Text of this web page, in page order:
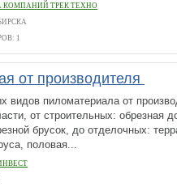
КОМПАНИЙ ТРЕК ТЕХНО
1
от производителя
видов пиломатериала от
от строительных: обрезная
брусок, до отделочных:
половая...